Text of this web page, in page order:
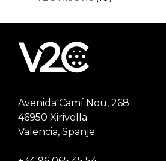
Avenida Camí Nou, 268
46950 Xirivella
Valencia, Spanje